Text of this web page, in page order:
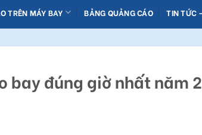
TRÊN MÁY BAY BẢNG QUẢNG CÁO TIN TỨC
bay đúng giờ nhất năm